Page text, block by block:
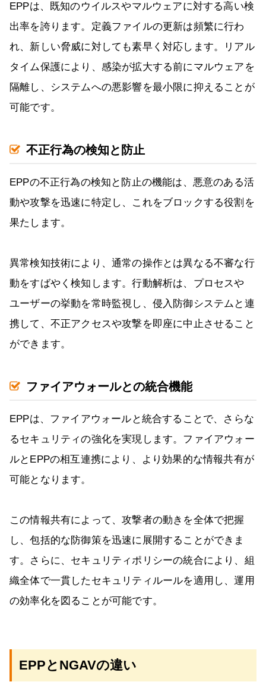
EPPは、既知のウイルスやマルウェアに対する高い検
出率を誇ります。定義ファイルの更新は頻繁に行わ
れ、新しい脅威に対しても素早く対応します。リアル
タイム保護により、感染が拡大する前にマルウェアを
隔離し、システムへの悪影響を最小限に抑えることが
可能です。
不正行為の検知と防止
EPPの不正行為の検知と防止の機能は、悪意のある活
動や攻撃を迅速に特定し、これをブロックする役割を
果たします。
異常検知技術により、通常の操作とは異なる不審な行
動をすばやく検知します。行動解析は、プロセスや
ユーザーの挙動を常時監視し、侵入防御システムと連
携して、不正アクセスや攻撃を即座に中止させること
ができます。
ファイアウォールとの統合機能
EPPは、ファイアウォールと統合することで、さらな
るセキュリティの強化を実現します。ファイアウォー
ルとEPPの相互連携により、より効果的な情報共有が
可能となります。
この情報共有によって、攻撃者の動きを全体で把握
し、包括的な防御策を迅速に展開することができま
す。さらに、セキュリティポリシーの統合により、組
織全体で一貫したセキュリティルールを適用し、運用
の効率化を図ることが可能です。
EPPとNGAVの違い